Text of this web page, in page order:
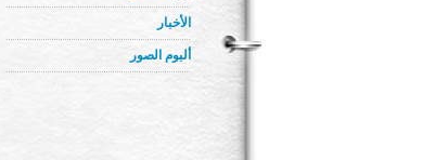
الأخبار
ألبوم الصور